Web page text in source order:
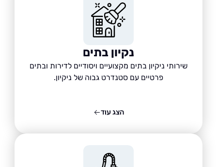
נקיון בתים
שירותי ניקיון בתים מקצועיים ויסודיים לדירות ובתים
פרטיים עם סטנדרט גבוה של ניקיון.